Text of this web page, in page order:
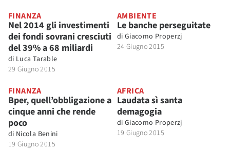
FINANZA
Nel 2014 gli investimenti
dei fondi sovrani cresciuti
del 39% a 68 miliardi
di Luca Tarable
29 Giugno 2015
AMBIENTE
Le banche perseguitate
di Giacomo Properzj
24 Giugno 2015
FINANZA
Bper, quell’obbligazione a
cinque anni che rende
poco
di Nicola Benini
19 Giugno 2015
AFRICA
Laudata sì santa
demagogia
di Giacomo Properzj
19 Giugno 2015